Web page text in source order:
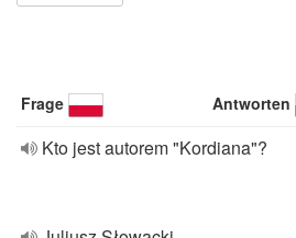
Frage Antworten
Kto jest autorem "Kordiana"?